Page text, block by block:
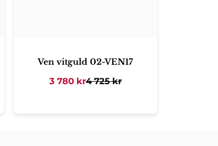
Ven vitguld 02-VEN17
3 780kr4 725kr